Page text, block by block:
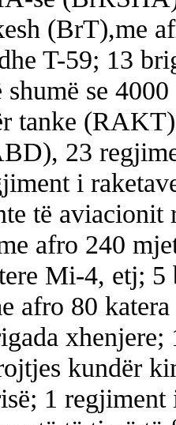
(BrT),me
T-59; 13
se
tanke
23
i
të aviacionit
afro 240
Mi-4, etj; 5
afro 80
kundër
1